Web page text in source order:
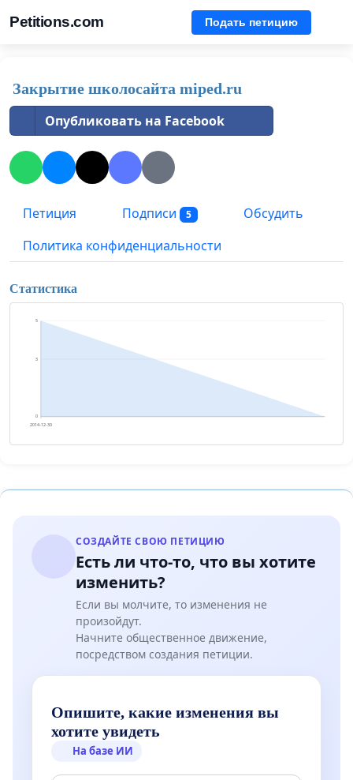
Petitions.com Подать петицию
Закрытие школосайта miped.ru
Опубликовать на Facebook
Петиция Подписи 5
Обсудить
Политика конфиденциальности
Статистика
0
3
5
2014-12-30
СОЗДАЙТЕ СВОЮ ПЕТИЦИЮ
Есть ли что-то, что вы хотите
изменить?
Если вы молчите, то изменения не
произойдут.
Начните общественное движение,
посредством создания петиции.
Опишите, какие изменения вы
хотите увидеть
На базе ИИ